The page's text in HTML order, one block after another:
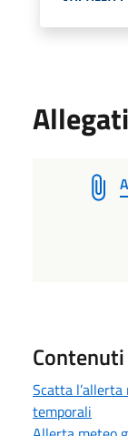
Allegati
Scatta
temporali